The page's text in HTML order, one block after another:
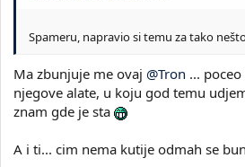
Spameru, napravio si temu za tako
Ma zbunjuje me ovaj @Tron ...
njegove alate, u koju god temu
znam gde je sta
A i ti... cim nema kutije odmah se